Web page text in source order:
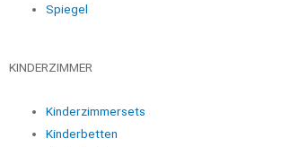
Spiegel
KINDERZIMMER
Kinderzimmersets
Kinderbetten